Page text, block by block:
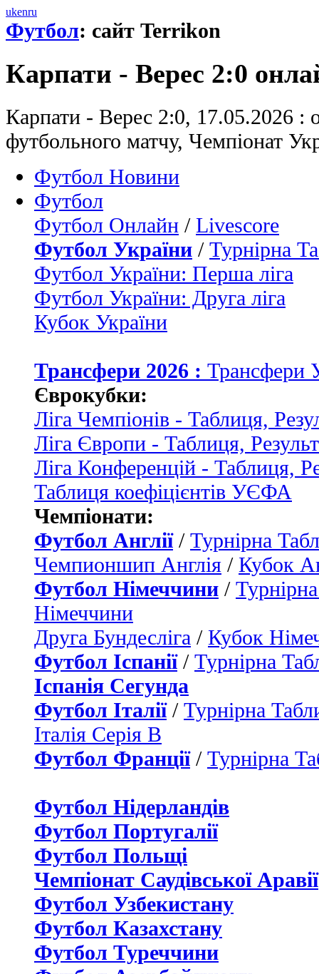
ukenru
Футбол: сайт Terrikon
Карпати - Верес 2:0
Карпати - Верес 2:0, 17.05.2026 :
футбольного матчу, Чемпіонат
Футбол Новини
Футбол
Футбол Онлайн / Livescore
Футбол України / Турнірна
Футбол України: Перша ліга
Футбол України: Друга ліга
Кубок України
Трансфери 2026 : Трансфери
Єврокубки:
Ліга Чемпіонів - Таблиця,
Ліга Європи - Таблиця,
Ліга Конференцій - Таблиця,
Таблиця коефіцієнтів УЄФА
Чемпіонати:
Футбол Англії/ Турнірна
Чемпионшип Англія / Кубок
Футбол Німеччини /
Німеччини
Друга Бундесліга / Кубок
Футбол Іспанії/ Турнірна
Іспанія Сегунда
Футбол Італії/ Турнірна
Італія Серія B
Футбол Франції/ Турнірна
Футбол Нідерландiв
Футбол Португалії
Футбол Польщі
Чемпіонат Саудівської Аравії
Футбол Узбекистану
Футбол Казахстану
Футбол Туреччини